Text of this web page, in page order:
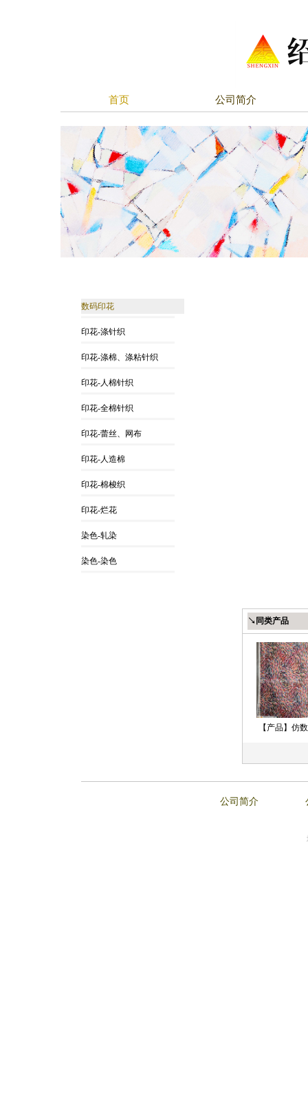
首页 公司简介
数码印花
印花-涤针织
印花-涤棉、涤粘针织
印花-人棉针织
印花-全棉针织
印花-蕾丝、网布
印花-人造棉
印花-棉梭织
印花-烂花
染色-轧染
染色-染色
↘同类产品
【产品】仿数
公司简介